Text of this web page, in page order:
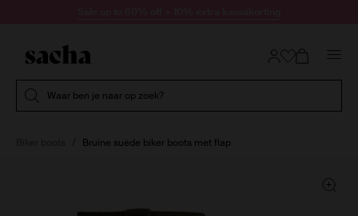
Waar ben je naar op zoek?
Bruine suède biker boots met flap